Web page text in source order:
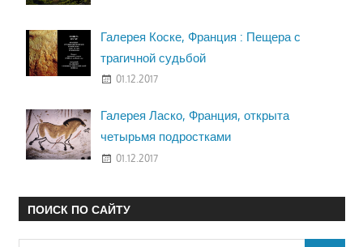
Галерея Коске, Франция : Пещера с
трагичной судьбой
01.12.2017
Галерея Ласко, Франция, открыта
четырьмя подростками
01.12.2017
ПОИСК ПО САЙТУ